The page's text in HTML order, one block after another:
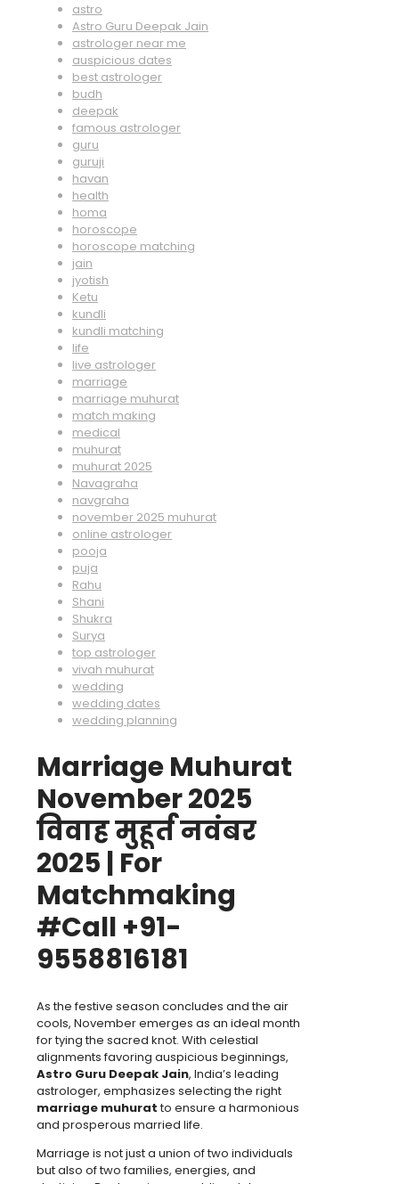
astro
Astro Guru Deepak Jain
astrologer near me
auspicious dates
best astrologer
budh
deepak
famous astrologer
guru
guruji
havan
health
homa
horoscope
horoscope matching
jain
jyotish
Ketu
kundli
kundli matching
life
live astrologer
marriage
marriage muhurat
match making
medical
muhurat
muhurat 2025
Navagraha
navgraha
november 2025 muhurat
online astrologer
pooja
puja
Rahu
Shani
Shukra
Surya
top astrologer
vivah muhurat
wedding
wedding dates
wedding planning
Marriage Muhurat
November 2025
विवाह मुहूर्त नवंबर
2025 | For
Matchmaking
#Call +91-
9558816181
As the festive season concludes and the air
cools, November emerges as an ideal month
for tying the sacred knot. With celestial
alignments favoring auspicious beginnings,
Astro Guru Deepak Jain, India’s leading
astrologer, emphasizes selecting the right
marriage muhuratto ensure a harmonious
and prosperous married life.
Marriage is not just a union of two individuals
but also of two families, energies, and